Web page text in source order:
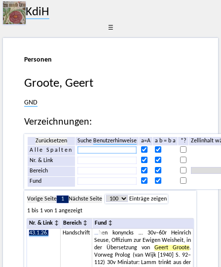
KdiH
☰
Personen
Groote, Geert
GND
Verzeichnungen:
Zurücksetzen Suche Benutzerhinweise a=A a b = b a *?
Zellinhalt
Alle Spalten
Nr. & Link
Bereich
Fund
Vorige Seite 1 Nächste Seite
Einträge zeigen
1 bis 1 von 1 angezeigt
Nr. & Link Bereich
Fund
43.1.26.
Handschrift
hen konyncks … 30v–60r Heinrich
Seuse, Offizium zur Ewigen Weisheit, in
der Übersetzung vonGeert Groote.
Vorweg Prolog (van Wijk [1940] S. 92–
112) 30v Miniatur: Lamm trinkt aus der